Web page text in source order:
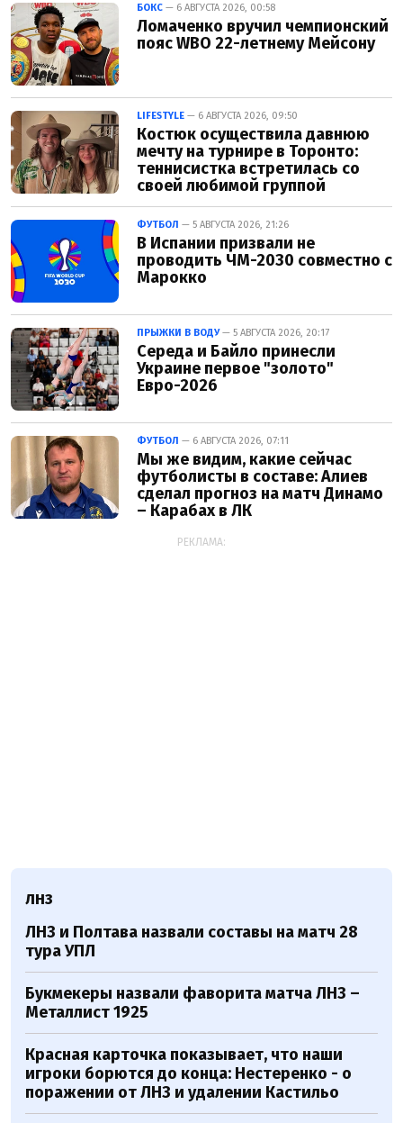
БОКС — 6 АВГУСТА 2026, 00:58
Ломаченко вручил чемпионский
пояс WBO 22-летнему Мейсону
LIFESTYLE — 6 АВГУСТА 2026, 09:50
Костюк осуществила давнюю
мечту на турнире в Торонто:
теннисистка встретилась со
своей любимой группой
ФУТБОЛ — 5 АВГУСТА 2026, 21:26
В Испании призвали не
проводить ЧМ-2030 совместно с
Марокко
ПРЫЖКИ В ВОДУ— 5 АВГУСТА 2026, 20:17
Середа и Байло принесли
Украине первое "золото"
Евро-2026
ФУТБОЛ — 6 АВГУСТА 2026, 07:11
Мы же видим, какие сейчас
футболисты в составе: Алиев
сделал прогноз на матч Динамо
– Карабах в ЛК
РЕКЛАМА:
ЛНЗ
ЛНЗ и Полтава назвали составы на матч 28
тура УПЛ
Букмекеры назвали фаворита матча ЛНЗ –
Металлист 1925
Красная карточка показывает, что наши
игроки борются до конца: Нестеренко - о
поражении от ЛНЗ и удалении Кастильо